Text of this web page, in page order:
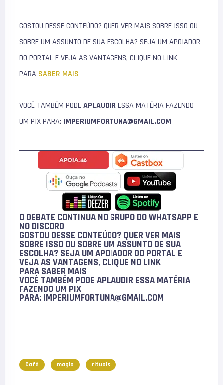
GOSTOU DESSE CONTEÚDO? QUER VER MAIS SOBRE ISSO OU
SOBRE UM ASSUNTO DE SUA ESCOLHA? SEJA UM APOIADOR
DO PORTAL E VEJA AS VANTAGENS, CLIQUE NO LINK
PARA SABER MAIS
VOCÊ TAMBÉM PODEAPLAUDIRESSA MATÉRIA FAZENDO
UM PIX PARA: IMPERIUMFORTUNA@GMAIL.COM
O DEBATE CONTINUA NO GRUPO DO WHATSAPP E
NO DISCORD
GOSTOU DESSE CONTEÚDO? QUER VER MAIS
SOBRE ISSO OU SOBRE UM ASSUNTO DE SUA
ESCOLHA? SEJA UM APOIADOR DO PORTAL E
VEJA AS VANTAGENS, CLIQUE NO LINK
PARA SABER MAIS
VOCÊ TAMBÉM PODEAPLAUDIR ESSA MATÉRIA
FAZENDO UM PIX
PARA: IMPERIUMFORTUNA@GMAIL.COM
Café magia rituais